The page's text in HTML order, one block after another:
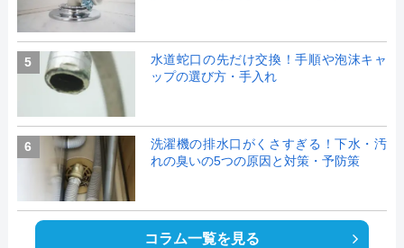
5
水道蛇口の先だけ交換！手順や泡沫キャ
ップの選び方・手入れ
6
洗濯機の排水口がくさすぎる！下水・汚
れの臭いの5つの原因と対策・予防策
コラム一覧を見る